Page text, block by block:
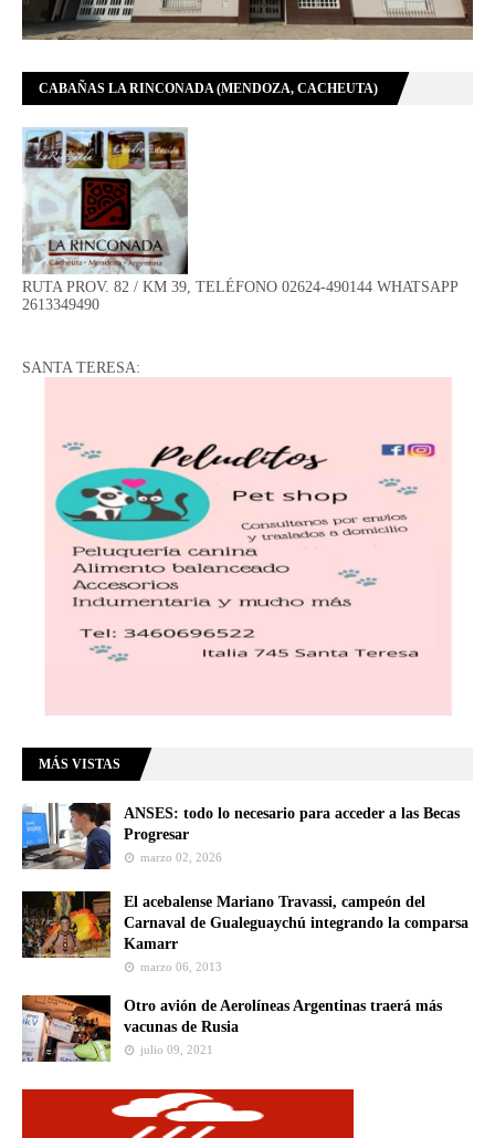
CABAÑAS LA RINCONADA (MENDOZA, CACHEUTA)
RUTA PROV. 82 / KM 39, TELÉFONO 02624-490144 WHATSAPP
2613349490
SANTA TERESA:
MÁS VISTAS
ANSES: todo lo necesario para acceder a las Becas
Progresar
marzo 02, 2026
El acebalense Mariano Travassi, campeón del
Carnaval de Gualeguaychú integrando la comparsa
Kamarr
marzo 06, 2013
Otro avión de Aerolíneas Argentinas traerá más
vacunas de Rusia
julio 09, 2021